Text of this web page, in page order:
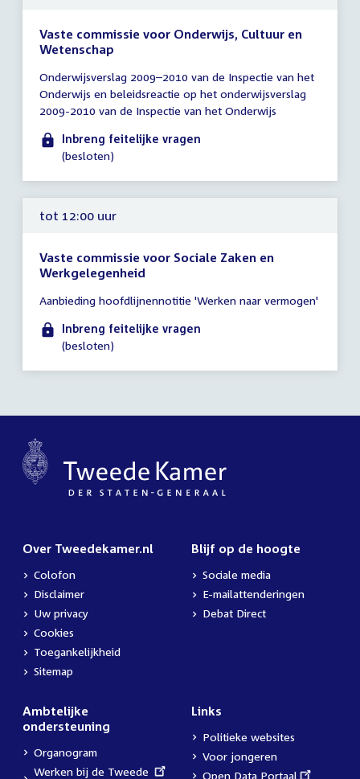
Vaste commissie voor Onderwijs, Cultuur en
Wetenschap
vergadering
tot
10:00
uur
Onderwijsverslag 2009–2010 van de Inspectie van het
Onderwijs en beleidsreactie op het onderwijsverslag
2009-2010 van de Inspectie van het Onderwijs
Inbreng feitelijke vragen
(besloten)
tot 12:00 uur
Vaste commissie voor Sociale Zaken en
Werkgelegenheid
vergadering
tot
12:00
Aanbieding hoofdlijnennotitie 'Werken naar vermogen'
Inbreng feitelijke vragen
(besloten)
Over Tweedekamer.nl
Colofon
Disclaimer
Uw privacy
Cookies
Toegankelijkheid
Sitemap
Blijf op de hoogte
Sociale media
E-mailattenderingen
Debat Direct
Ambtelijke
ondersteuning
Organogram
External
Werken bij de Tweede
Links
Politieke websites
Voor jongeren
External
Open Data Portaal